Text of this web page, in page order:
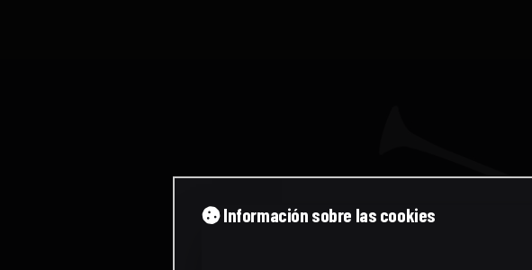
Información sobre las cookies